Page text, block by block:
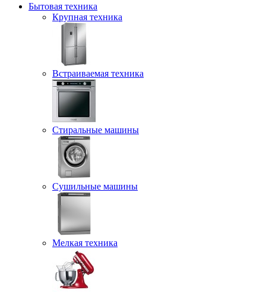
Бытовая техника
Крупная техника
Встраиваемая техника
Стиральные машины
Сушильные машины
Мелкая техника